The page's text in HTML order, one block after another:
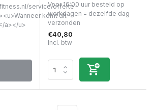
service/offerte-
komt dit
a></u>
Voor 16:00 uur besteld op
werkdagen = dezelfde dag
verzonden
€40,80
Incl. btw